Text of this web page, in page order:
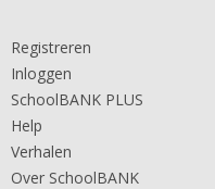
Registreren
Inloggen
SchoolBANK PLUS
Help
Verhalen
Over SchoolBANK